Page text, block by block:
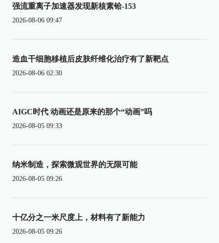
强流重离子加速器发现新核素铪-153
2026-08-06 09:47
造血干细胞移植后皮肤纤维化治疗有了新靶点
2026-08-06 02:30
AIGC时代 动画还是原来的那个“动画”吗
2026-08-05 09:33
纳米制造，探索微观世界的无限可能
2026-08-05 09:26
十亿分之一米尺度上，材料有了新能力
2026-08-05 09:26